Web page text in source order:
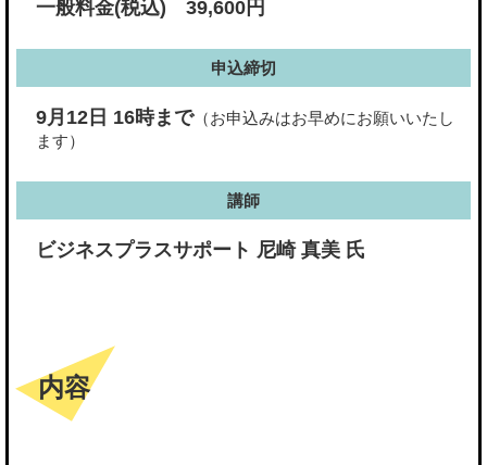
一般料金(税込) 39,600円
申込締切
9月12日 16時まで（お申込みはお早めにお願いいたし
ます）
講師
ビジネスプラスサポート 尼崎 真美 氏
内容